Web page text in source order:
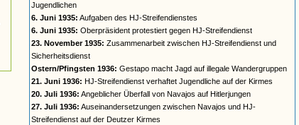
Jugendlichen
6. Juni 1935: Aufgaben des HJ-Streifendienstes
6. Juni 1935: Oberpräsident protestiert gegen HJ-Streifendienst
23. November 1935: Zusammenarbeit zwischen HJ-Streifendienst und
Sicherheitsdienst
Ostern/Pfingsten 1936: Gestapo macht Jagd auf illegale Wandergruppen
21. Juni 1936: HJ-Streifendienst verhaftet Jugendliche auf der Kirmes
20. Juli 1936: Angeblicher Überfall von Navajos auf Hitlerjungen
27. Juli 1936: Auseinandersetzungen zwischen Navajos und HJ-
Streifendienst auf der Deutzer Kirmes